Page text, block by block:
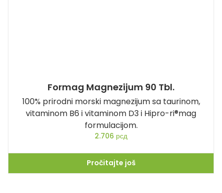
Formag Magnezijum 90 Tbl.
100% prirodni morski magnezijum sa taurinom,
vitaminom B6 i vitaminom D3 i Hipro-ri®mag
formulacijom.
2.706 рсд
Pročitajte još